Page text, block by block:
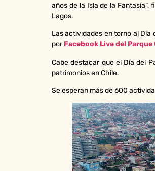
años de la Isla de la
Lagos.
Las actividades en torno al Día
porFacebook Live del
Cabe destacar que el Día del
patrimonios en Chile.
Se esperan más de 600